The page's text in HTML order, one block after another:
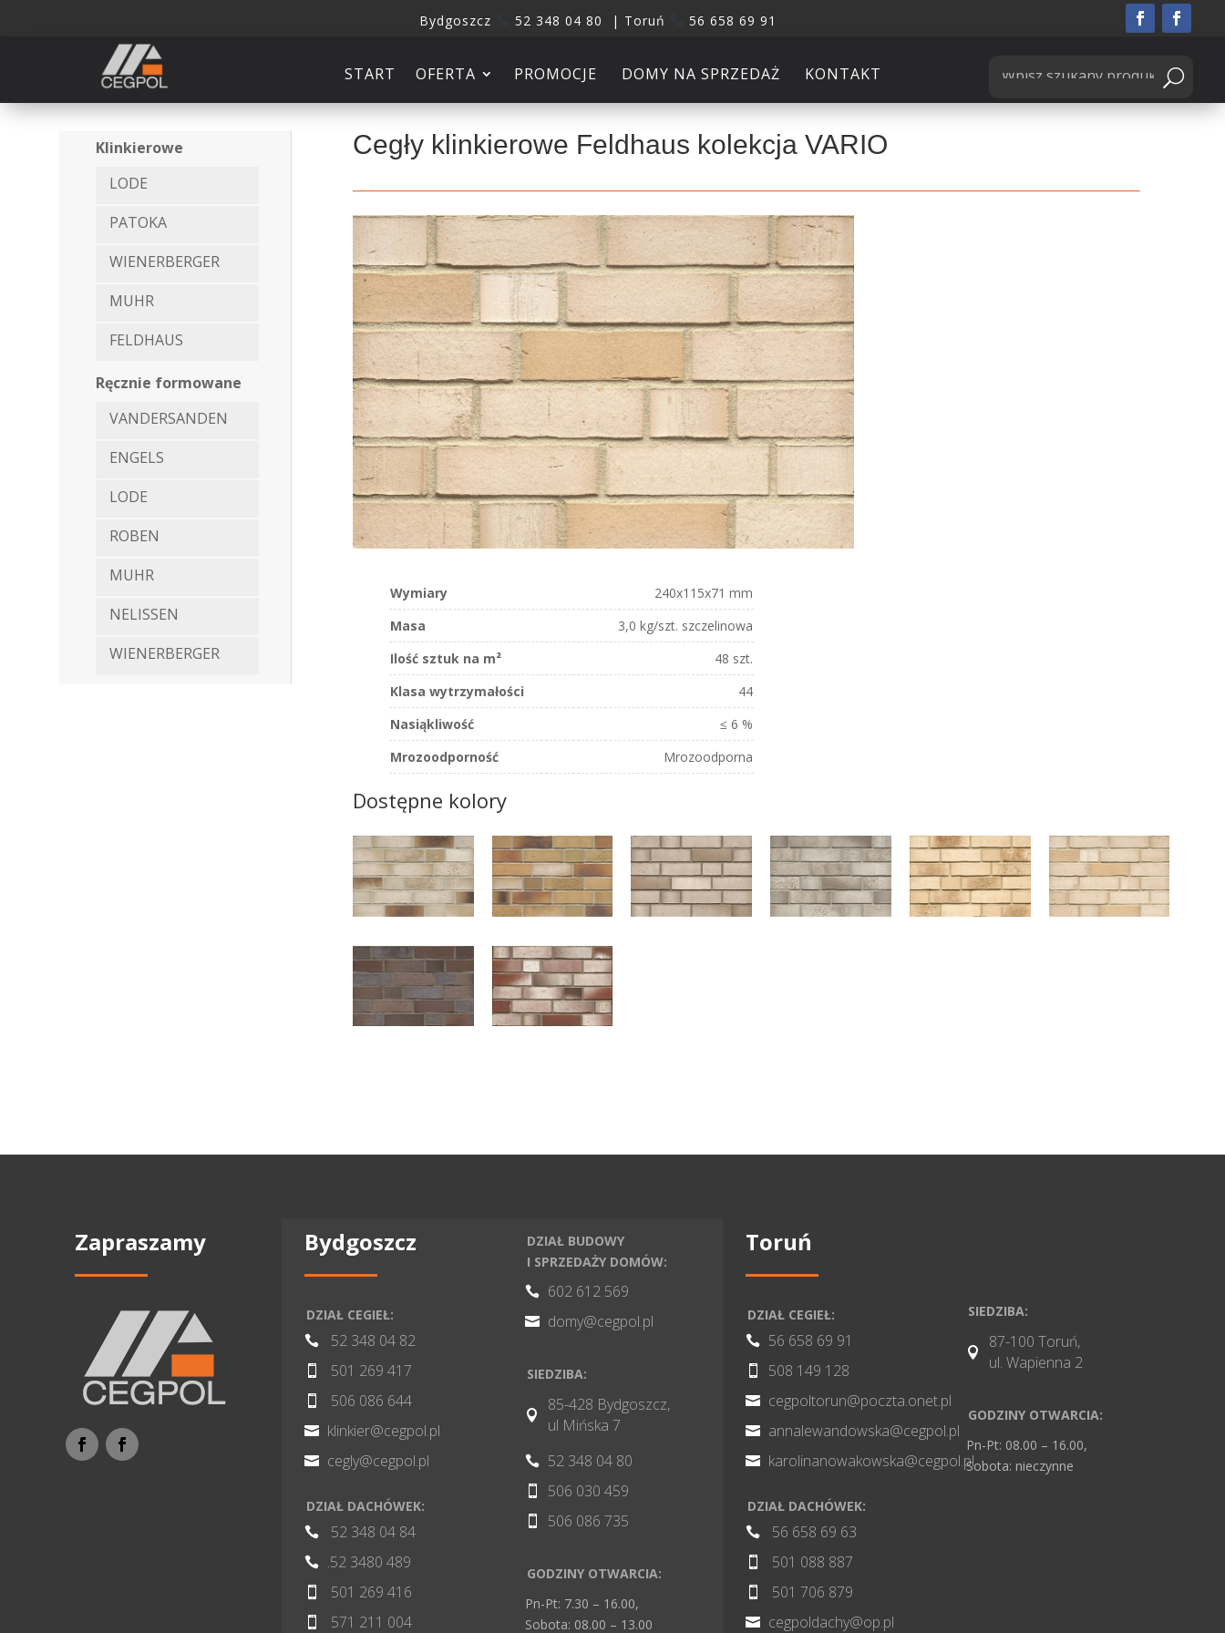
Bydgoszcz 52 348 04 80 | Toruń 56 658 69 91
START OFERTA PROMOCJE DOMY NA SPRZEDAŻ KONTAKT
Klinkierowe
LODE
PATOKA
WIENERBERGER
MUHR
FELDHAUS
Ręcznie formowane
VANDERSANDEN
ENGELS
LODE
ROBEN
MUHR
NELISSEN
WIENERBERGER
Cegły klinkierowe Feldhaus kolekcja VARIO
Wymiary
240x115x71 mm
Masa
3,0 kg/szt. szczelinowa
Ilość sztuk na m²
48 szt.
Klasa wytrzymałości
44
Nasiąkliwość
≤ 6 %
Mrozoodporność
Mrozoodporna
Dostępne kolory
Zapraszamy Bydgoszcz
DZIAŁ CEGIEŁ:
 52 348 04 82
 501 269 417
 506 086 644
 klinkier@cegpol.pl
 cegly@cegpol.pl
DZIAŁ DACHÓWEK:
 52 348 04 84
 .52 3480 489
 501 269 416
 571 211 004
DZIAŁ BUDOWY
I SPRZEDAŻY DOMÓW:
 602 612 569
 domy@cegpol.pl
SIEDZIBA:

85-428 Bydgoszcz,
ul Mińska 7
 52 348 04 80
 506 030 459
 506 086 735
GODZINY OTWARCIA:
Pn-Pt: 7.30 – 16.00,
Sobota: 08.00 – 13.00
Toruń
DZIAŁ CEGIEŁ:
 56 658 69 91
 508 149 128
 cegpoltorun@poczta.onet.pl
 annalewandowska@cegpol.pl
 karolinanowakowska@cegpol.pl
DZIAŁ DACHÓWEK:
 56 658 69 63
 501 088 887
 501 706 879
 cegpoldachy@op.pl
SIEDZIBA:

87-100 Toruń,
ul. Wapienna 2
GODZINY OTWARCIA:
Pn-Pt: 08.00 – 16.00,
Sobota: nieczynne